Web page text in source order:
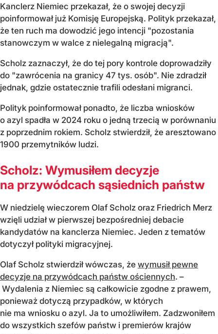
Kanclerz Niemiec przekazał, że o swojej decyzji
poinformował już Komisję Europejską. Polityk przekazał,
że ten ruch ma dowodzić jego intencji "pozostania
stanowczym w walce z nielegalną migracją".
Scholz zaznaczył, że do tej pory kontrole doprowadziły
do "zawrócenia na granicy 47 tys. osób". Nie zdradził
jednak, gdzie ostatecznie trafili odesłani migranci.
Polityk poinformował ponadto, że liczba wniosków
o azyl spadła w 2024 roku o jedną trzecią w porównaniu
z poprzednim rokiem. Scholz stwierdził, że aresztowano
1900 przemytników ludzi.
Scholz: Wymusiłem decyzje
na przywódcach sąsiednich państw
W niedzielę wieczorem Olaf Scholz oraz Friedrich Merz
wzięli udział w pierwszej bezpośredniej debacie
kandydatów na kanclerza Niemiec. Jeden z tematów
dotyczył polityki migracyjnej.
Olaf Scholz stwierdził wówczas, że wymusił pewne
decyzje na przywódcach państw ościennych. –
Wydalenia z Niemiec są całkowicie zgodne z prawem,
ponieważ dotyczą przypadków, w których
nie ma wniosku o azyl. Ja to umożliwiłem. Zadzwoniłem
do wszystkich szefów państw i premierów krajów